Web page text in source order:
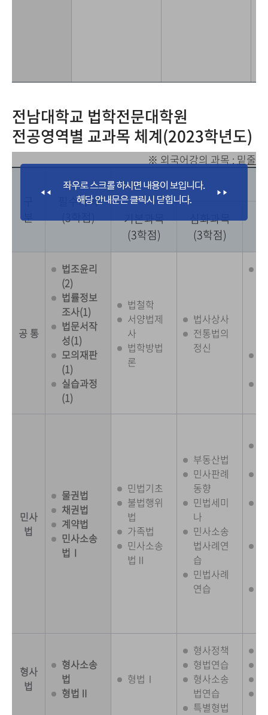
전남대학교 법학전문대학원
전공영역별 교과목 체계(2023학년도)
※ 외국어강의 과목 : 밑줄
분
필수과목
(3학점)
기본과목
(3학점)
심화과목
(3학점)
공 통
법조윤리
(2)
법률정보
조사(1)
법문서작
성(1)
모의재판
(1)
실습과정
(1)
법철학
서양법제
사
법학방법
론
법사상사
전통법의
정신
민사
법
물권법
채권법
계약법
민사소송
법Ⅰ
민법기초
불법행위
법
가족법
민사소송
법Ⅱ
부동산법
민사판례
동향
민법세미
나
민사소송
법사례연
습
민법사례
연습
형사
법
형사소송
법
형법Ⅱ
형법Ⅰ
형사정책
형법연습
형사소송
법연습
특별형법